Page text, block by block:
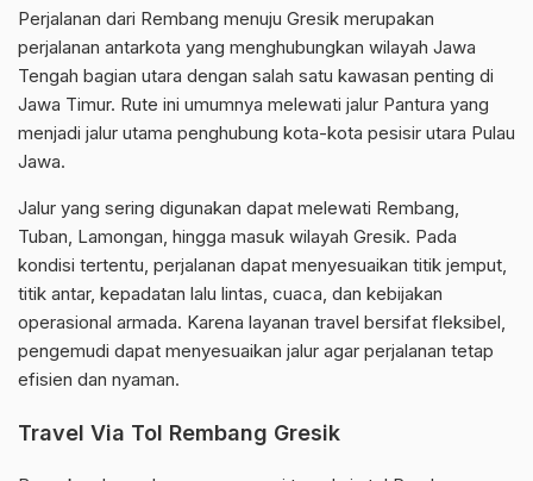
Perjalanan dari Rembang menuju Gresik merupakan
perjalanan antarkota yang menghubungkan wilayah Jawa
Tengah bagian utara dengan salah satu kawasan penting di
Jawa Timur. Rute ini umumnya melewati jalur Pantura yang
menjadi jalur utama penghubung kota-kota pesisir utara Pulau
Jawa.
Jalur yang sering digunakan dapat melewati Rembang,
Tuban, Lamongan, hingga masuk wilayah Gresik. Pada
kondisi tertentu, perjalanan dapat menyesuaikan titik jemput,
titik antar, kepadatan lalu lintas, cuaca, dan kebijakan
operasional armada. Karena layanan travel bersifat fleksibel,
pengemudi dapat menyesuaikan jalur agar perjalanan tetap
efisien dan nyaman.
Travel Via Tol Rembang Gresik